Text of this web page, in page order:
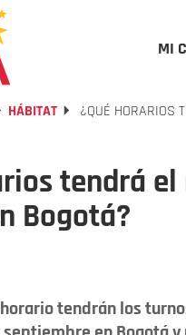
MI
HÁBITAT ¿QUÉ HORARIOS
tendrá
Bogotá?
tendrán los